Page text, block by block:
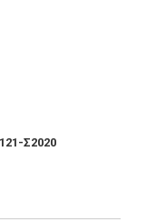
Σ2020